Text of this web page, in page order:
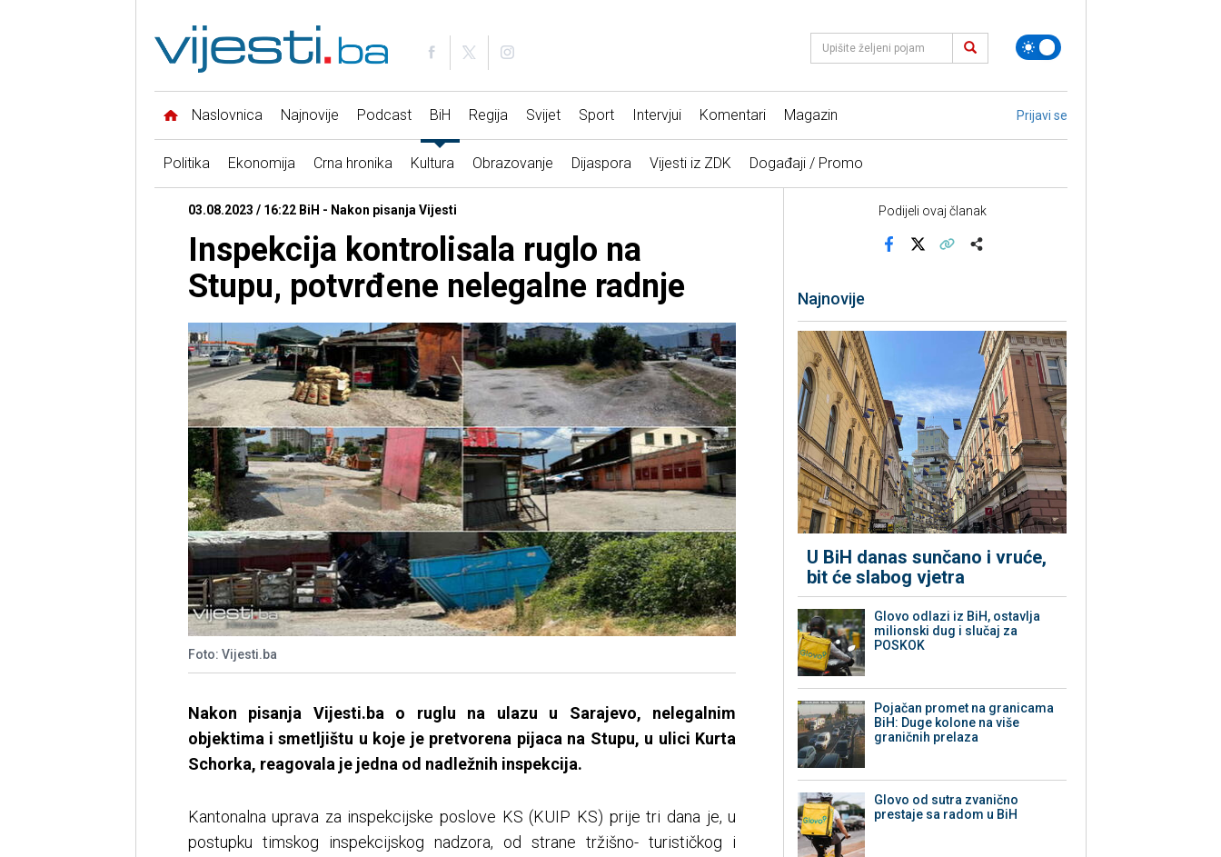
Naslovnica Najnovije Podcast BiH Regija Svijet Sport Intervjui Komentari Magazin Prijavi se
Politika Ekonomija Crna hronika Kultura Obrazovanje Dijaspora Vijesti iz ZDK Događaji / Promo
03.08.2023 / 16:22 BiH - Nakon pisanja Vijesti
Inspekcija kontrolisala ruglo na
Stupu, potvrđene nelegalne radnje
Foto: Vijesti.ba
Nakon pisanja Vijesti.ba o ruglu na ulazu u Sarajevo, nelegalnim
objektima i smetljištu u koje je pretvorena pijaca na Stupu, u ulici Kurta
Schorka, reagovala je jedna od nadležnih inspekcija.
Kantonalna uprava za inspekcijske poslove KS (KUIP KS) prije tri dana je, u
postupku timskog inspekcijskog nadzora, od strane tržišno- turističkog i
Podijeli ovaj članak
Najnovije
U BiH danas sunčano i vruće,
bit će slabog vjetra
Glovo odlazi iz BiH, ostavlja
milionski dug i slučaj za
POSKOK
Pojačan promet na granicama
BiH: Duge kolone na više
graničnih prelaza
Glovo od sutra zvanično
prestaje sa radom u BiH